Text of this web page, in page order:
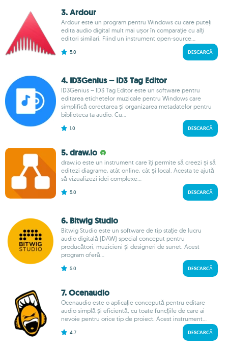
3. Ardour
Ardour este un program pentru Windows cu care puteți
edita audio digital mult mai ușor în comparație cu alți
editori similari. Fiind un instrument open-source...
5.0 DESCARCĂ
4. ID3Genius – ID3 Tag Editor
ID3Genius – ID3 Tag Editor este un software pentru
editarea etichetelor muzicale pentru Windows care
simplifică corectarea și organizarea metadatelor pentru
biblioteca ta audio. Cu...
1.0 DESCARCĂ
5. draw.io
draw.io este un instrument care îți permite să creezi și să
editezi diagrame, atât online, cât și local. Acesta te ajută
să vizualizezi idei complexe...
5.0 DESCARCĂ
6. Bitwig Studio
Bitwig Studio este un software de tip stație de lucru
audio digitală (DAW) special conceput pentru
producători, muzicieni și designeri de sunet. Acest
program oferă...
5.0 DESCARCĂ
7. Ocenaudio
Ocenaudio este o aplicație concepută pentru editare
audio simplă și eficientă, cu toate funcțiile de care ai
nevoie pentru orice tip de proiect. Acest instrument...
4.7 DESCARCĂ